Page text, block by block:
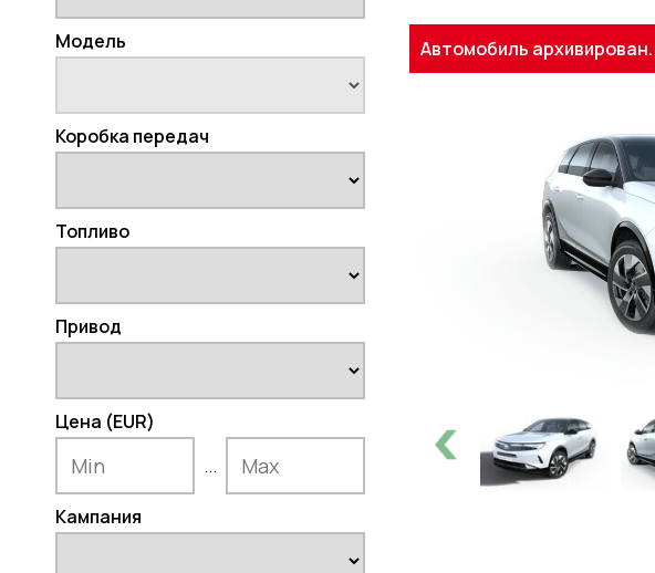
Модель
Коробка передач
Топливо
Привод
Цена (EUR)
...
Кампания
Автомобиль архивирован.